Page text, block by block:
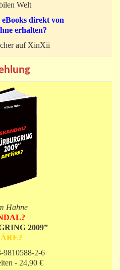
Welt
direkt von
erhalten?
Hahne
2009”
9810588-2-6
- 24,90 €